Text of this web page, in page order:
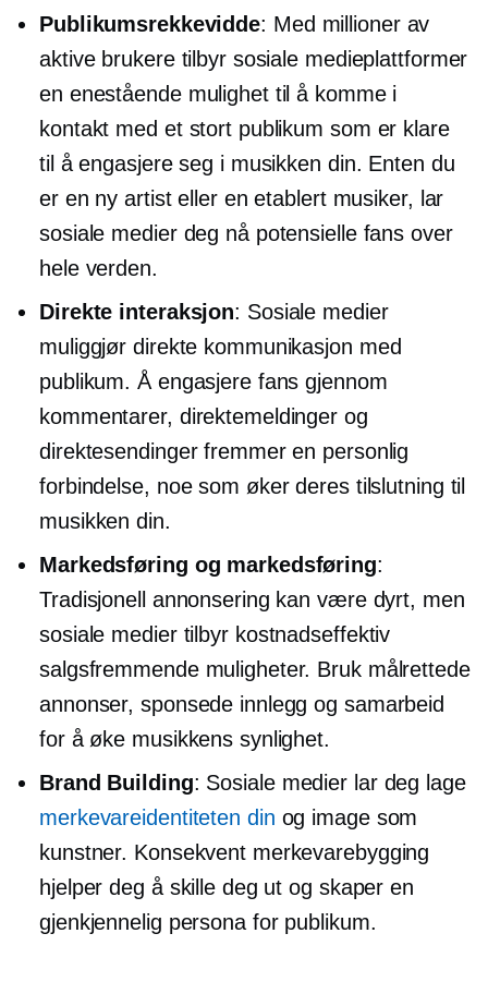
Publikumsrekkevidde: Med millioner av
aktive brukere tilbyr sosiale medieplattformer
en enestående mulighet til å komme i
kontakt med et stort publikum som er klare
til å engasjere seg i musikken din. Enten du
er en ny artist eller en etablert musiker, lar
sosiale medier deg nå potensielle fans over
hele verden.
Direkte interaksjon: Sosiale medier
muliggjør direkte kommunikasjon med
publikum. Å engasjere fans gjennom
kommentarer, direktemeldinger og
direktesendinger fremmer en personlig
forbindelse, noe som øker deres tilslutning til
musikken din.
Markedsføring og markedsføring:
Tradisjonell annonsering kan være dyrt, men
sosiale medier tilbyr kostnadseffektiv
salgsfremmende muligheter. Bruk målrettede
annonser, sponsede innlegg og samarbeid
for å øke musikkens synlighet.
Brand Building: Sosiale medier lar deg lage
merkevareidentiteten din og image som
kunstner. Konsekvent merkevarebygging
hjelper deg å skille deg ut og skaper en
gjenkjennelig persona for publikum.